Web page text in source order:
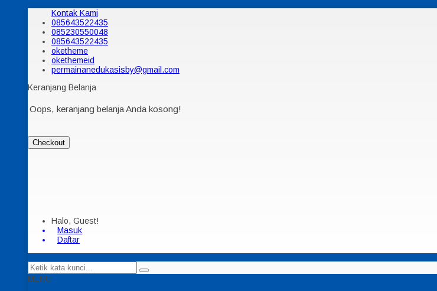
Kontak Kami
085643522435
085230550048
085643522435
oketheme
okethemeid
permainanedukasisby@gmail.com
Keranjang Belanja
Oops, keranjang belanja Anda kosong!
Checkout
Halo, Guest!
Masuk
Daftar
MENU